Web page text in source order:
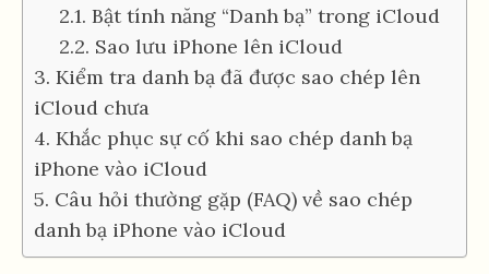
2.1. Bật tính năng “Danh bạ” trong iCloud
2.2. Sao lưu iPhone lên iCloud
3. Kiểm tra danh bạ đã được sao chép lên
iCloud chưa
4. Khắc phục sự cố khi sao chép danh bạ
iPhone vào iCloud
5. Câu hỏi thường gặp (FAQ) về sao chép
danh bạ iPhone vào iCloud